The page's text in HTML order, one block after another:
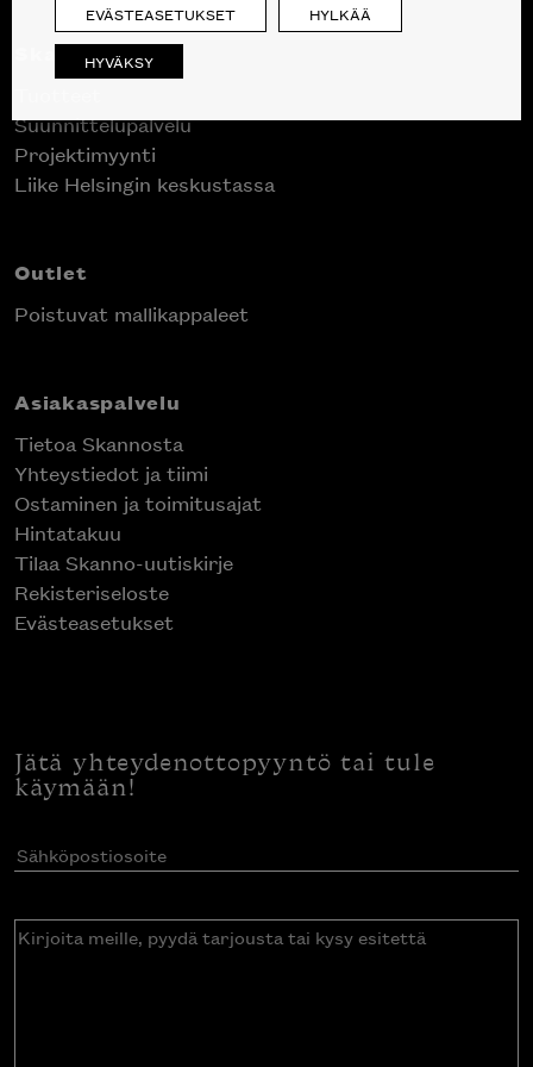
Skanno
Suunnittelupalvelu
Projektimyynti
Liike Helsingin keskustassa
Outlet
Poistuvat mallikappaleet
Asiakaspalvelu
Tietoa Skannosta
Yhteystiedot ja tiimi
Ostaminen ja toimitusajat
Hintatakuu
Tilaa Skanno-uutiskirje
Rekisteriseloste
Evästeasetukset
Jätä yhteydenottopyyntö tai tule
käymään!
Sähköpostiosoite(Pakollinen)
Kirjoita
EVÄSTEASETUKSET HYLKÄÄ
HYVÄKSY